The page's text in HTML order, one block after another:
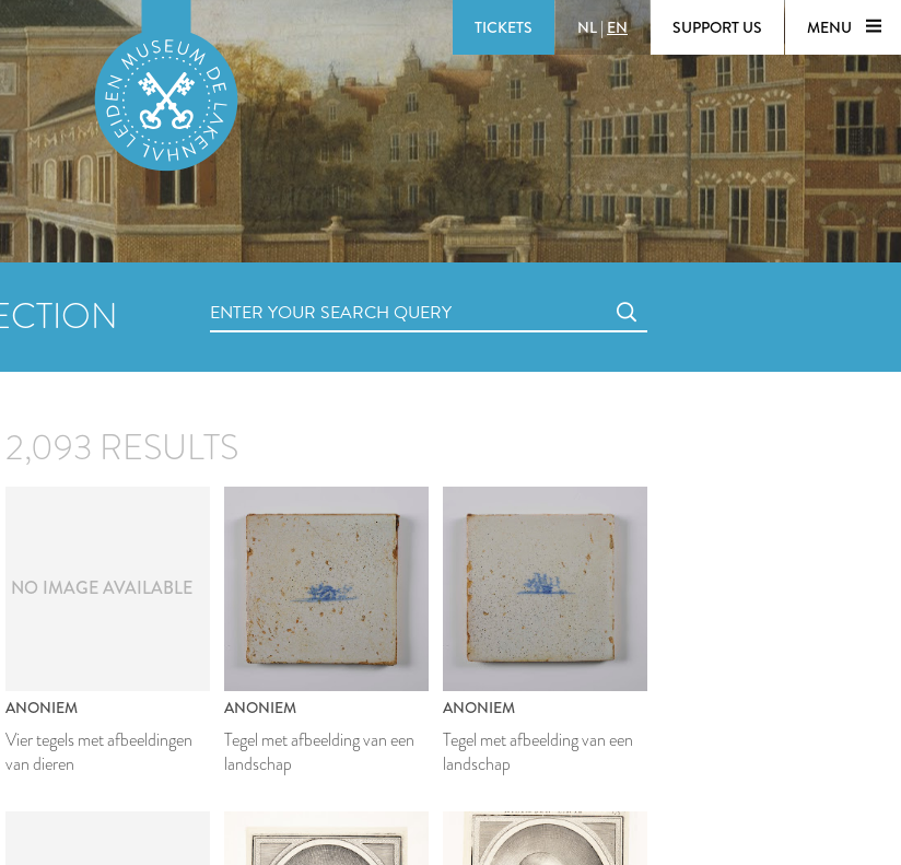
TICKETS NL | EN SUPPORT US MENU
2,093 RESULTS
NO IMAGE AVAILABLE
ANONIEM
Vier tegels met afbeeldingen
van dieren
ANONIEM
Tegel met afbeelding van een
landschap
ANONIEM
Tegel met afbeelding van een
landschap